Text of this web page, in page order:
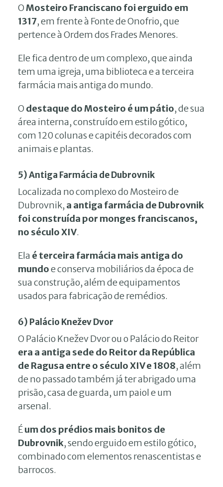
OMosteiro Franciscano foi erguido em
1317, em frente à Fonte de Onofrio, que
pertence à Ordem dos Frades Menores.
Ele fica dentro de um complexo, que ainda
tem uma igreja, uma biblioteca e a terceira
farmácia mais antiga do mundo.
O destaque do Mosteiro é um pátio, de sua
área interna, construído em estilo gótico,
com 120 colunas e capitéis decorados com
animais e plantas.
5) Antiga Farmácia de Dubrovnik
Localizada no complexo do Mosteiro de
Dubrovnik, a antiga farmácia de Dubrovnik
foi construída por monges franciscanos,
no século XIV.
Ela é terceira farmácia mais antiga do
mundoe conserva mobiliários da época de
sua construção, além de equipamentos
usados para fabricação de remédios.
6) Palácio Knežev Dvor
O Palácio Knežev Dvor ou o Palácio do Reitor
era a antiga sede do Reitor da República
de Ragusa entre o século XIV e 1808, além
de no passado também já ter abrigado uma
prisão, casa de guarda, um paiol e um
arsenal.
Éum dos prédios mais bonitos de
Dubrovnik, sendo erguido em estilo gótico,
combinado com elementos renascentistas e
barrocos.